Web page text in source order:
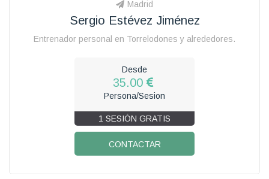
Madrid
Sergio Estévez Jiménez
Entrenador personal en Torrelodones y alrededores.
Desde
35.00
Persona/Sesion
1 SESIÓN GRATIS
CONTACTAR